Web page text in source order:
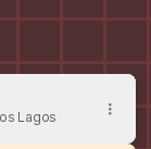
Lagos